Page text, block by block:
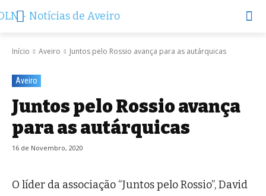
Início Aveiro Juntos pelo Rossio avança para as autárquicas
Aveiro
Juntos pelo Rossio avança
para as autárquicas
16 de Novembro, 2020
O líder da associação “Juntos pelo Rossio”, David